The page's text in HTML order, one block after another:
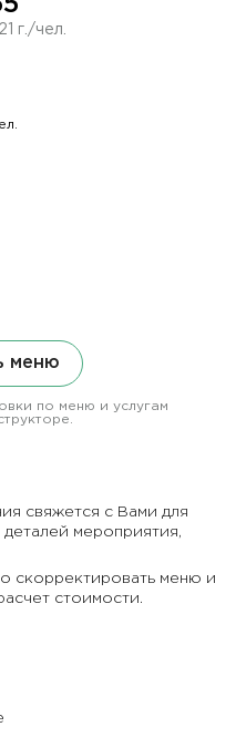
г./чел.
меню
по меню и услугам
свяжется с Вами для
мероприятия,
скорректировать меню и
стоимости.